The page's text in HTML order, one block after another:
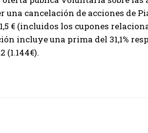
una cancelación de acciones de
€ (incluidos los cupones
incluye una prima del 31,1%
(1.144€).